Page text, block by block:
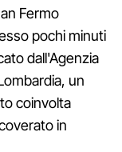
Fermo
pochi minuti
dall'Agenzia
un
coinvolta
in